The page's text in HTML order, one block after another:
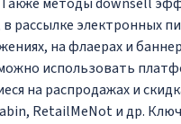
рассылке электронных
на флаерах и
использовать
на распродажах и
RetailMeNot и др.